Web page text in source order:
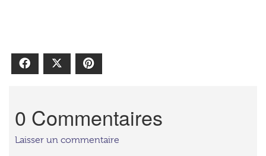
Facebook
0 Commentaires
Laisser un commentaire